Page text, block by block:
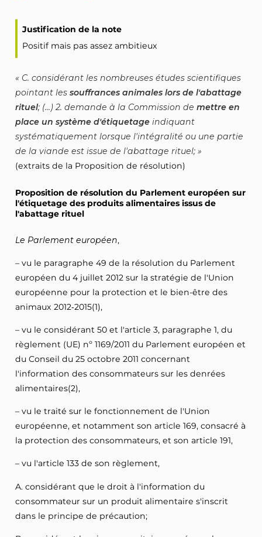
Justification de la note
Positif mais pas assez ambitieux
C. considérant les nombreuses études scientifiques
pointant lessouffrances animales lors de l'abattage
rituel; (...) 2. demande à la Commission demettre en
place un système d'étiquetage indiquant
systématiquement lorsque l'intégralité ou une partie
de la viande est issue de l'abattage rituel;
(extraits de la Proposition de résolution)
Proposition de résolution du Parlement européen sur
l'étiquetage des produits alimentaires issus de
l'abattage rituel
Le Parlement européen,
– vu le paragraphe 49 de la résolution du Parlement
européen du 4 juillet 2012 sur la stratégie de l'Union
européenne pour la protection et le bien-être des
animaux 2012‑2015(1),
– vu le considérant 50 et l'article 3, paragraphe 1, du
règlement (UE) nº 1169/2011 du Parlement européen et
du Conseil du 25 octobre 2011 concernant
l'information des consommateurs sur les denrées
alimentaires(2),
– vu le traité sur le fonctionnement de l'Union
européenne, et notamment son article 169, consacré à
la protection des consommateurs, et son article 191,
– vu l'article 133 de son règlement,
A. considérant que le droit à l'information du
consommateur sur un produit alimentaire s'inscrit
dans le principe de précaution;